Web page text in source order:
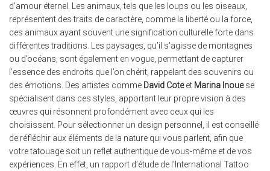
d’amour éternel. Les animaux, tels que les loups ou les oiseaux,
représentent des traits de caractère, comme la liberté ou la force,
ces animaux ayant souvent une signification culturelle forte dans
différentes traditions. Les paysages, qu’il s’agisse de montagnes
ou d’océans, sont également en vogue, permettant de capturer
l’essence des endroits que l’on chérit, rappelant des souvenirs ou
des émotions. Des artistes comme David Coteet Marina Inouese
spécialisent dans ces styles, apportant leur propre vision à des
œuvres qui résonnent profondément avec ceux qui les
choisissent. Pour sélectionner un design personnel, il est conseillé
de réfléchir aux éléments de la nature qui vous parlent, afin que
votre tatouage soit un reflet authentique de vous-même et de vos
expériences. En effet, un rapport d’étude de l’International Tattoo